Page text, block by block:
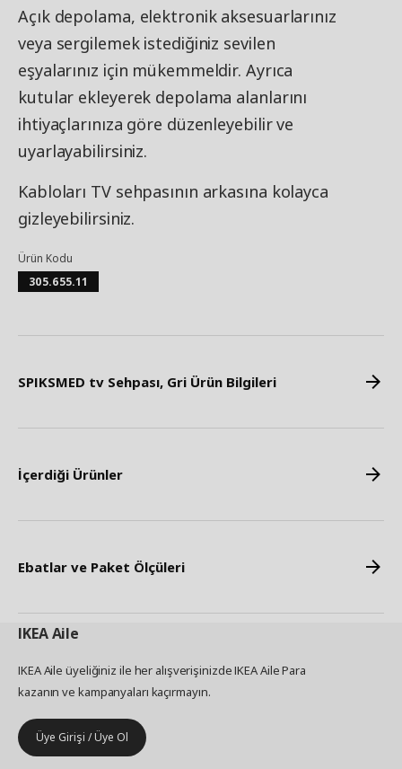
Açık depolama, elektronik aksesuarlarınız
veya sergilemek istediğiniz sevilen
eşyalarınız için mükemmeldir. Ayrıca
kutular ekleyerek depolama alanlarını
ihtiyaçlarınıza göre düzenleyebilir ve
uyarlayabilirsiniz.
Kabloları TV sehpasının arkasına kolayca
gizleyebilirsiniz.
Ürün Kodu
305.655.11
SPIKSMED tv Sehpası, Gri Ürün Bilgileri
İçerdiği Ürünler
Ebatlar ve Paket Ölçüleri
IKEAAile
IKEA Aile üyeliğiniz ile her alışverişinizde IKEA Aile Para
kazanın ve kampanyaları kaçırmayın.
Üye Girişi / Üye Ol